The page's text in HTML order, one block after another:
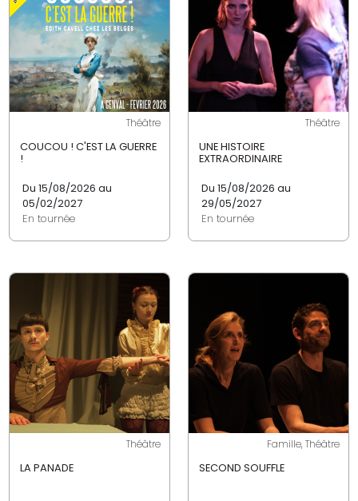
Théâtre
COUCOU ! C'EST LA GUERRE
!
Du 15/08/2026 au
05/02/2027
En tournée
Théâtre
UNE HISTOIRE
EXTRAORDINAIRE
Du 15/08/2026 au
29/05/2027
En tournée
Théâtre
LA PANADE
Famille, Théâtre
SECOND SOUFFLE